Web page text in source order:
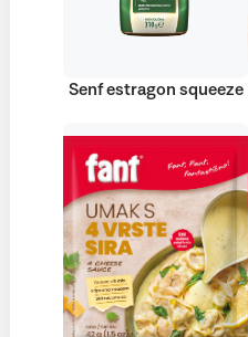
Senf estragon squeeze